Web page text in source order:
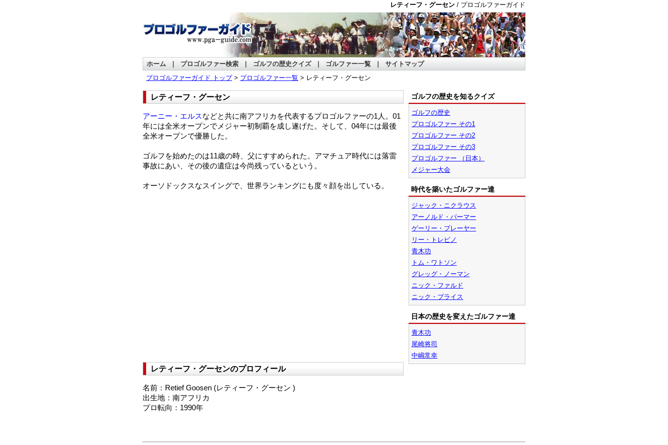
レティーフ・グーセン / プロゴルファーガイド
ホーム プロゴルファー検索 ゴルフの歴史クイズ| ゴルファー一覧
サイトマップ
プロゴルファーガイド トップ> プロゴルファー一覧 > レティーフ・グーセン
レティーフ・グーセン
アーニー・エルスなどと共に南アフリカを代表するプロゴルファーの1人。01
年には全米オープンでメジャー初制覇を成し遂げた。そして、04年には最後
全米オープンで優勝した。
ゴルフを始めたのは11歳の時、父にすすめられた。アマチュア時代には落雷
事故にあい、その後の遺症は今尚残っているという。
オーソドックスなスイングで、世界ランキングにも度々顔を出している。
レティーフ・グーセンのプロフィール
名前：Retief Goosen (レティーフ・グーセン )
出生地：南アフリカ
プロ転向：1990年
ゴルフの歴史を知るクイズ
ゴルフの歴史
プロゴルファー その1
プロゴルファー その2
プロゴルファー その3
プロゴルファー （日本）
メジャー大会
時代を築いたゴルファー達
ジャック・ニクラウス
アーノルド・パーマー
ゲーリー・プレーヤー
リー・トレビノ
青木功
トム・ワトソン
グレッグ・ノーマン
ニック・ファルド
ニック・プライス
日本の歴史を変えたゴルファー達
青木功
尾崎将司
中嶋常幸